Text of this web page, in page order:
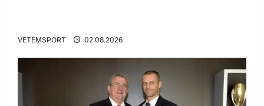
VETEMSPORT 02.08.2026